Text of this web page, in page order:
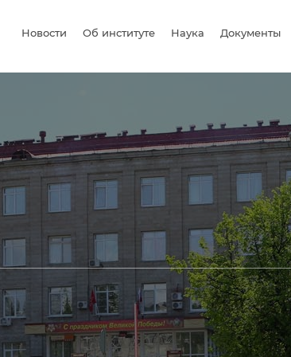
Новости Об институте Наука Документы